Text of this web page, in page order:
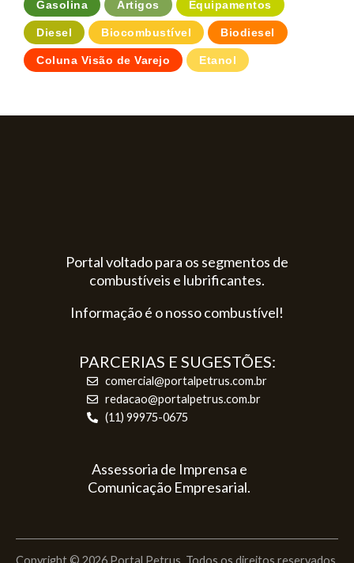
Gasolina Artigos Equipamentos
Diesel Biocombustível Biodiesel
Coluna Visão de Varejo Etanol
Portal voltado para os segmentos de
combustíveis e lubrificantes.
Informação é o nosso combustível!
PARCERIAS E SUGESTÕES:
comercial@portalpetrus.com.br
redacao@portalpetrus.com.br
(11) 99975-0675
Assessoria de Imprensa e
Comunicação Empresarial.
Copyright © 2026 Portal Petrus. Todos os direitos reservados.